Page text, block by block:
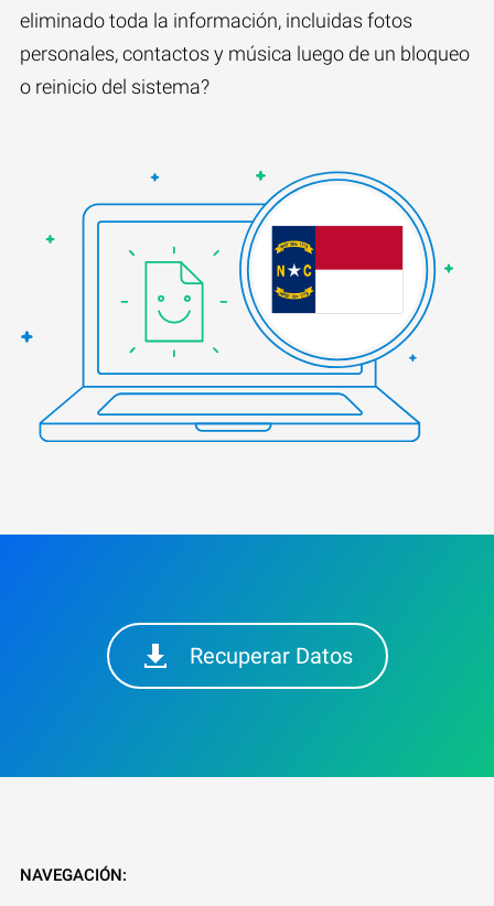
eliminado toda la información, incluidas fotos
personales, contactos y música luego de un bloqueo
o reinicio del sistema?
Recuperar Datos
NAVEGACIÓN: